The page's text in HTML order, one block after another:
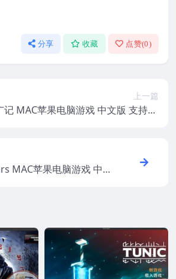
分享 收藏 点赞(0)
上一篇
记 MAC苹果电脑游戏 中文版 支持12
MAC苹果电脑游戏 中